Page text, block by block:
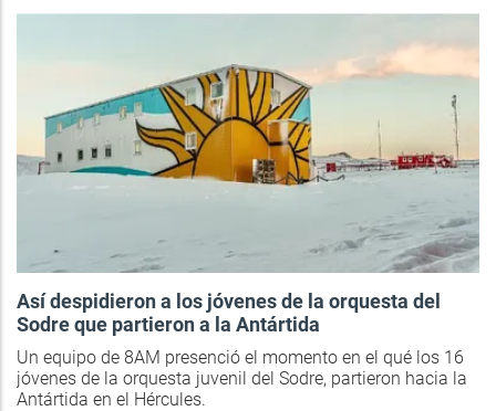
Así despidieron a los jóvenes de la orquesta del
Sodre que partieron a la Antártida
Un equipo de 8AM presenció el momento en el qué los 16
jóvenes de la orquesta juvenil del Sodre, partieron hacia la
Antártida en el Hércules.